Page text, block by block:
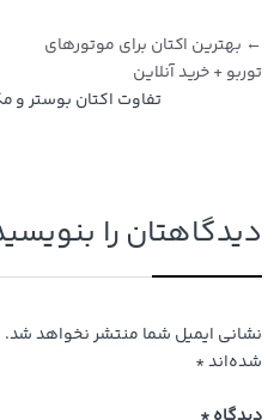
راهبری نوشته
← بهترین اکتان برای موتورهای
توربو + خرید آنلاین
تفاوت اکتان بوستر
دیدگاهتان را
نشانی ایمیل شما منتشر نخواهد شد.
شده‌اند*